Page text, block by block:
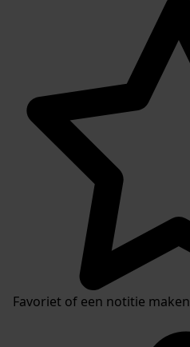
Favoriet of een notitie maken